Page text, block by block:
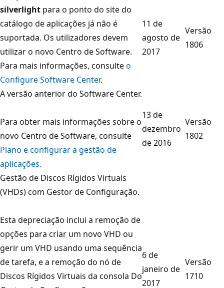
silverlight para o ponto do site do
catálogo de aplicações já não é
suportada. Os utilizadores devem
utilizar o novo Centro de Software.
Para mais informações, consulteo
Configure Software Center.
11 de
agosto de
2017
Versão
1806
A versão anterior do Software Center.
Para obter mais informações sobre o
novo Centro de Software, consulte
Plano e configurar a gestão de
aplicações.
13 de
dezembro
de 2016
Versão
1802
Gestão de Discos Rígidos Virtuais
(VHDs) com Gestor de Configuração.
Esta depreciação inclui a remoção de
opções para criar um novo VHD ou
gerir um VHD usando uma sequência
de tarefa, e a remoção do nó de
Discos Rígidos Virtuais da consola Do
6 de
janeiro de
2017
Versão
1710